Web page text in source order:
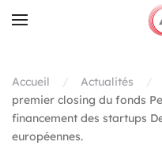
Skip to main
Accueil Actualités
premier closing du fonds
financement des startups
européennes.